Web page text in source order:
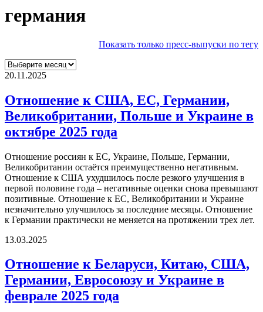
германия
Показать только пресс-выпуски по тегу
20.11.2025
Отношение к США, ЕС, Германии,
Великобритании, Польше и Украине в
октябре 2025 года
Отношение россиян к ЕС, Украине, Польше, Германии,
Великобритании остаётся преимущественно негативным.
Отношение к США ухудшилось после резкого улучшения в
первой половине года – негативные оценки снова превышают
позитивные. Отношение к ЕС, Великобритании и Украине
незначительно улучшилось за последние месяцы. Отношение
к Германии практически не меняется на протяжении трех лет.
13.03.2025
Отношение к Беларуси, Китаю, США,
Германии, Евросоюзу и Украине в
феврале 2025 года